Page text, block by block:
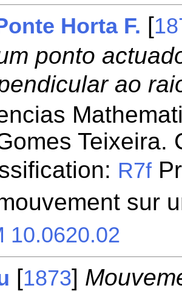
Horta F. [
ponto
ao
Teixeira.
R7f
sur
10.0620.02
[1873]